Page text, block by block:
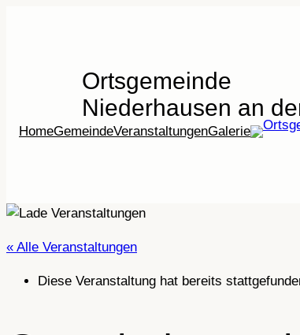
Ortsgemeinde
Niederhausen an
HomeGemeindeVeranstaltungenGalerie
« Alle Veranstaltungen
Diese Veranstaltung hat bereits